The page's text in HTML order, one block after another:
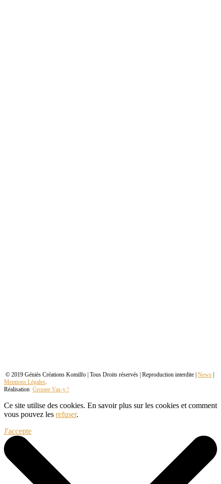
© 2019 Géniès Créations Komilfo | Tous Droits réservés | Reproduction interdite | News |
Mentions Légales.
Réalisation Groupe Vas-y !
Ce site utilise des cookies. En savoir plus sur les cookies et comment
vous pouvez les refuser.
J'accepte